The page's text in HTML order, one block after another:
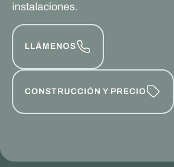
instalaciones.
LLÁMENOS
CONSTRUCCIÓN Y PRECIO